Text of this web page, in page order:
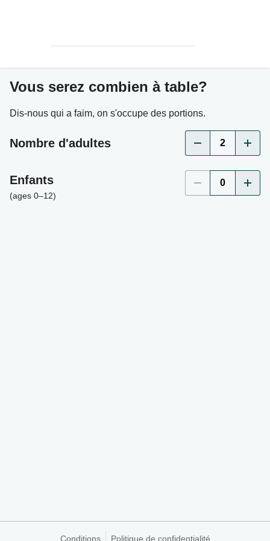
Vous serez combien à table?
Dis-nous qui a faim, on s'occupe des portions.
Nombre d'adultes 2
Enfants
(ages 0–12)
0
Conditions Politique de confidentialité